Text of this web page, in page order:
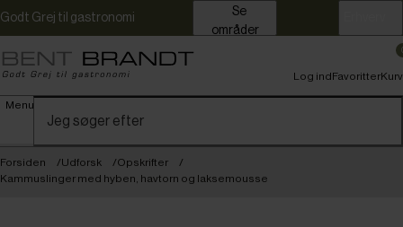
Godt Grej til gastronomi
områder
Menu
Log indFavoritterKurv
Forsiden Udforsk
Opskrifter
Kammuslinger med hyben, havtorn og laksemousse